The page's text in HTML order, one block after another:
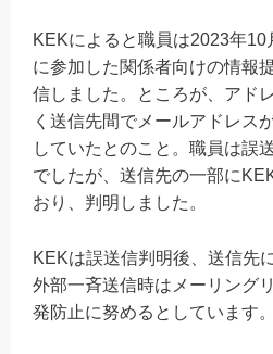
KEKによると職員は2023年
に参加した関係者向けの情報
信しました。ところが、アド
く送信先間でメールアドレス
していたとのこと。職員は誤
でしたが、送信先の一部に
おり、判明しました。
KEKは誤送信判明後、送信先
外部一斉送信時はメーリング
発防止に努めるとしています。